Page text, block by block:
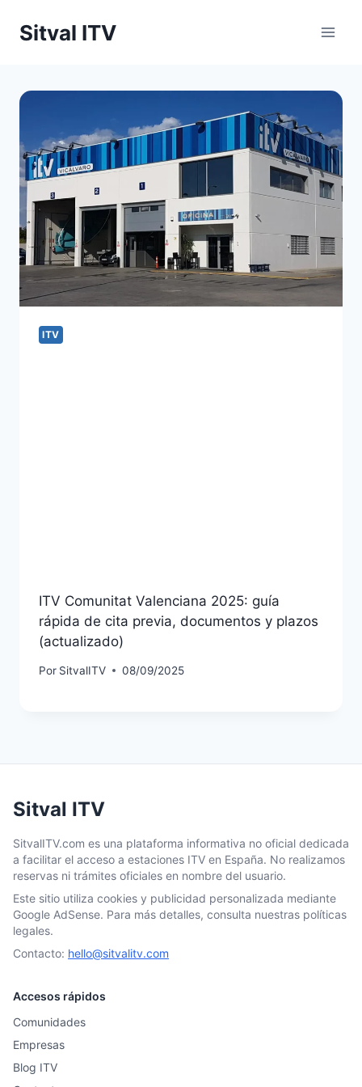
Sitval ITV
ITV
ITV Comunitat Valenciana 2025: guía
rápida de cita previa, documentos y plazos
(actualizado)
Por SitvalITV 08/09/2025
Sitval ITV
SitvalITV.com es una plataforma informativa no oficial dedicada
a facilitar el acceso a estaciones ITV en España. No realizamos
reservas ni trámites oficiales en nombre del usuario.
Este sitio utiliza cookies y publicidad personalizada mediante
Google AdSense. Para más detalles, consulta nuestras políticas
legales.
Contacto: hello@sitvalitv.com
Accesos rápidos
Comunidades
Empresas
Blog ITV